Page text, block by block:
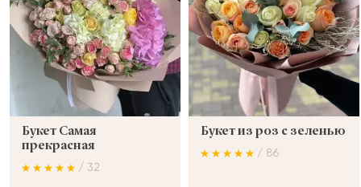
Букет Самая
прекрасная
/ 32
Букет из роз с зеленью
/ 86